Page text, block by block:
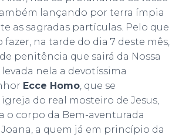
lançando por terra ímpia
as sagradas partículas. Pelo que
na tarde do dia 7 deste mês,
penitência que sairá da Nossa
nela a devotíssima
Ecce Homo, que se
do real mosteiro de Jesus,
o corpo da Bem-aventurada
a quem já em princípio da